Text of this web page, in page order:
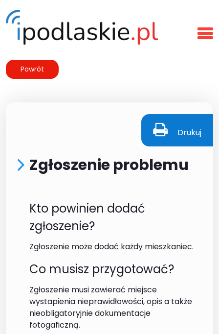
Powrót
Drukuj
Zgłoszenie problemu
Kto powinien dodać
zgłoszenie?
Zgłoszenie może dodać każdy mieszkaniec.
Co musisz przygotować?
Zgłoszenie musi zawierać miejsce
wystapienia nieprawidłowości, opis a także
nieobligatoryjnie dokumentacje
fotogaficzną.